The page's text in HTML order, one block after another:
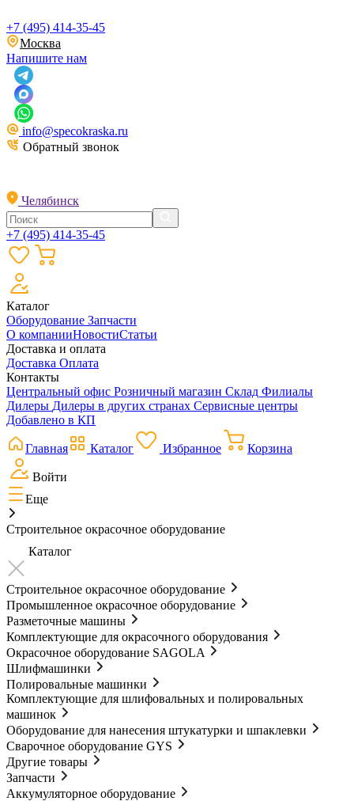
+7 (495) 414-35-45
Москва
Напишите нам
info@specokraska.ru
Обратный звонок
Челябинск
+7 (495) 414-35-45
Каталог
Оборудование Запчасти
О компанииНовостиСтатьи
Доставка и оплата
Доставка Оплата
Контакты
Центральный офис Розничный магазин Склад Филиалы
Дилеры Дилеры в других странах Сервисные центры
Добавлено в КП
Главная Каталог Избранное Корзина
Войти
Еще
Строительное окрасочное оборудование
Каталог
Строительное окрасочное оборудование
Промышленное окрасочное оборудование
Разметочные машины
Комплектующие для окрасочного оборудования
Окрасочное оборудование SAGOLA
Шлифмашинки
Полировальные машинки
Комплектующие для шлифовальных и полировальных
машинок
Оборудование для нанесения штукатурки и шпаклевки
Сварочное оборудование GYS
Другие товары
Запчасти
Аккумуляторное оборудование